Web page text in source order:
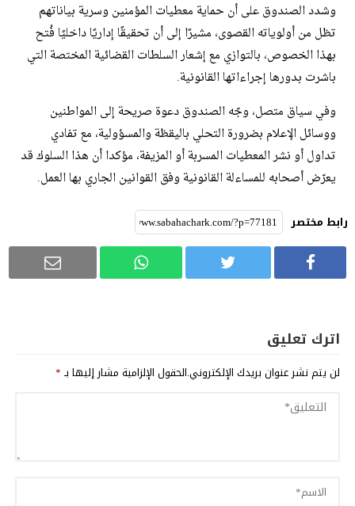
وشدد الصندوق على أن حماية معطيات المؤمنين وسرية بياناتهم
تظل من أولوياته القصوى، مشيرًا إلى أن تحقيقًا إداريًا داخليًا فُتح
بهذا الخصوص، بالتوازي مع إشعار السلطات القضائية المختصة التي
باشرت بدورها إجراءاتها القانونية.
وفي سياق متصل، وجّه الصندوق دعوة صريحة إلى المواطنين
ووسائل الإعلام بضرورة التحلي باليقظة والمسؤولية، مع تفادي
تداول أو نشر المعطيات المسربة أو المزيفة، مؤكدا أن هذا السلوك قد
يعرّض أصحابه للمساءلة القانونية وفق القوانين الجاري بها العمل.
رابط مختصر
اترك تعليق
لن يتم نشر عنوان بريدك الإلكتروني.الحقول الإلزامية مشار إليها بـ*